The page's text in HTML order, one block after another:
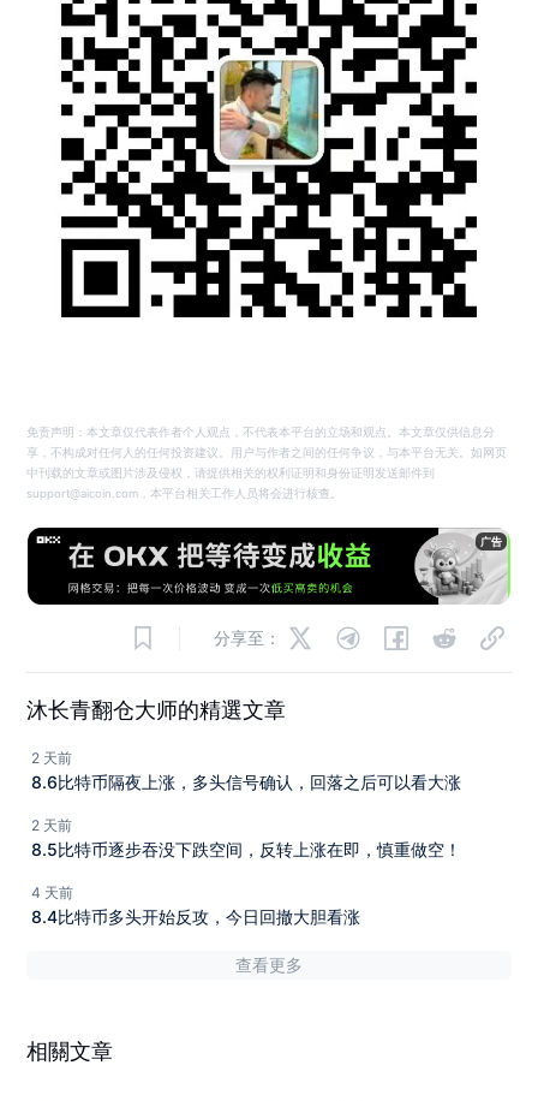
免责声明：本文章仅代表作者个人观点，不代表本平台的立场和观点。本文章仅供信息分
享，不构成对任何人的任何投资建议。用户与作者之间的任何争议，与本平台无关。如网页
中刊载的文章或图片涉及侵权，请提供相关的权利证明和身份证明发送邮件到
support@aicoin.com，本平台相关工作人员将会进行核查。
广告
分享至：
沐长青翻仓大师的精選文章
2 天前
8.6比特币隔夜上涨，多头信号确认，回落之后可以看大涨
2 天前
8.5比特币逐步吞没下跌空间，反转上涨在即，慎重做空！
4 天前
8.4比特币多头开始反攻，今日回撤大胆看涨
查看更多
相關文章